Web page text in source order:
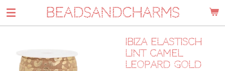
Ga
direct
hoofdinhoud
BEADSANDCHARMS
Ibiza elastisch
lint camel
leopard gold